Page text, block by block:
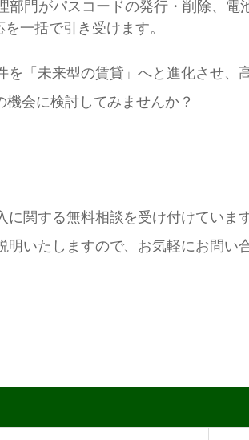
部門がパスコードの発行・削除、電
一括で引き受けます。
「未来型の賃貸」へと進化させ、
会に検討してみませんか？
に関する無料相談を受け付けていま
いたしますので、お気軽にお問い